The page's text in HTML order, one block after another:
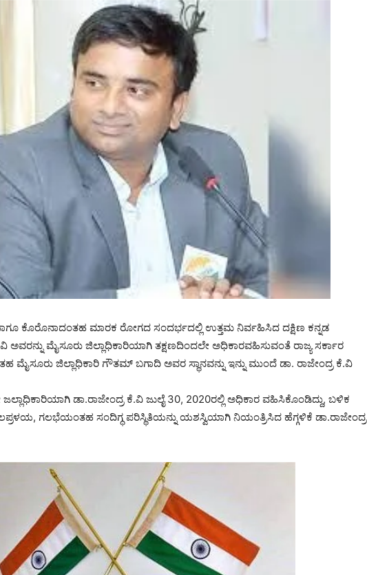
ಕೊರೊನಾದಂತಹ ಮಾರಕ ರೋಗದ ಸಂದರ್ಭದಲ್ಲಿ ಉತ್ತಮ ನಿರ್ವಹಿಸಿದ ದಕ್ಷಿಣ ಕನ್ನಡ
ಅವರನ್ನು ಮೈಸೂರು ಜಿಲ್ಲಾಧಿಕಾರಿಯಾಗಿ ತಕ್ಷಣದಿಂದಲೇ ಅಧಿಕಾರವಹಿಸುವಂತೆ ರಾಜ್ಯ ಸರ್ಕಾರ
ಮೈಸೂರು ಜಿಲ್ಲಾಧಿಕಾರಿ ಗೌತಮ್ ಬಗಾದಿ ಅವರ ಸ್ಥಾನವನ್ನು ಇನ್ನು ಮುಂದೆ ಡಾ. ರಾಜೇಂದ್ರ ಕೆ.ವಿ
ಡಾ.ರಾಜೇಂದ್ರ ಕೆ.ವಿ ಜುಲೈ 30, 2020ರಲ್ಲಿ ಅಧಿಕಾರ ವಹಿಸಿಕೊಂಡಿದ್ದು, ಬಳಿಕ
ಗಲಭೆಯಂತಹ ಸಂದಿಗ್ಧ ಪರಿಸ್ಥಿತಿಯನ್ನು ಯಶಸ್ವಿಯಾಗಿ ನಿಯಂತ್ರಿಸಿದ ಹೆಗ್ಗಳಿಕೆ ಡಾ.ರಾಜೇಂದ್ರ